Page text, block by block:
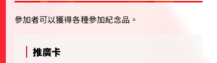
參加者可以獲得各種參加紀念品。
推廣卡